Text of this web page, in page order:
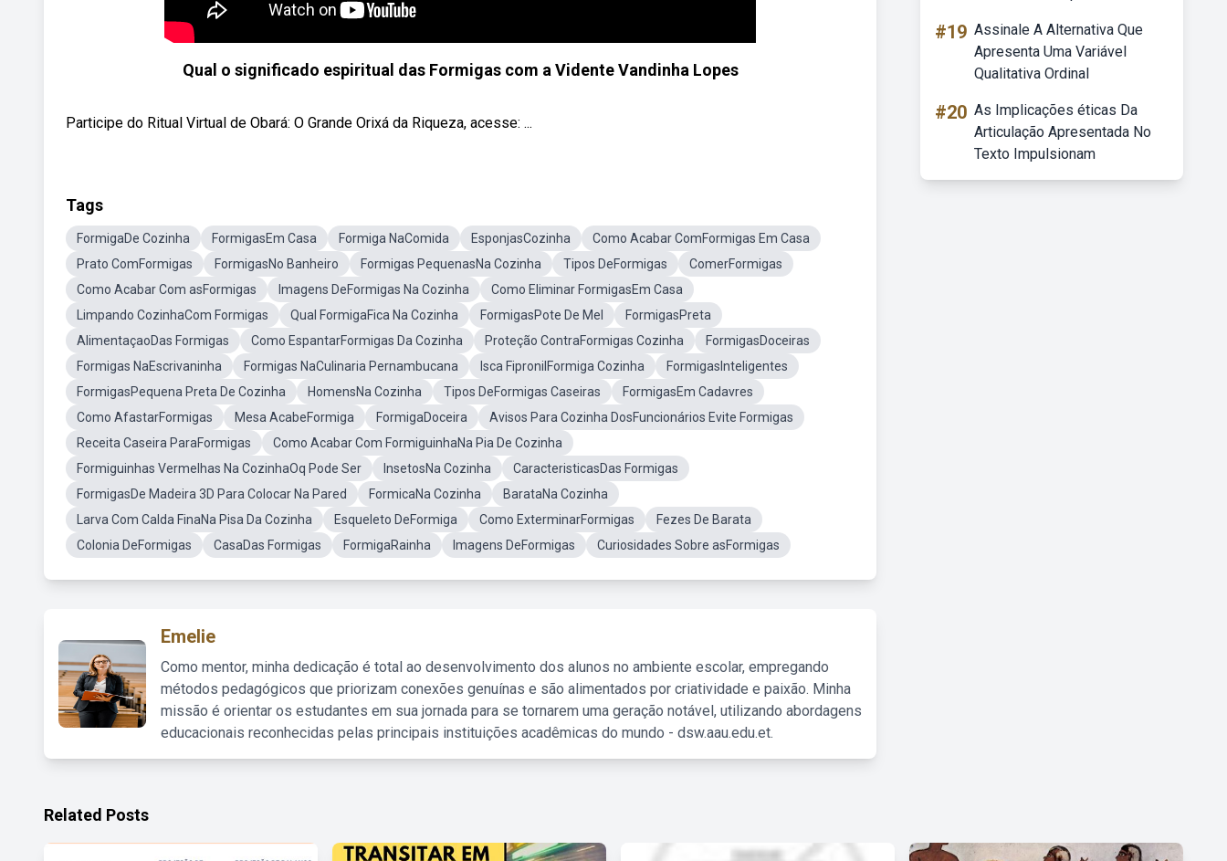
Qual o significado espiritual das Formigas com a Vidente Vandinha Lopes
Participe do Ritual Virtual de Obará: O Grande Orixá da Riqueza, acesse: ...
Tags
FormigaDe Cozinha FormigasEm Casa Formiga NaComida EsponjasCozinha
Como Acabar ComFormigas Em Casa
Prato ComFormigas
FormigasNo Banheiro Formigas PequenasNa Cozinha Tipos DeFormigas
ComerFormigas
Como Acabar Com asFormigas
Imagens DeFormigas Na Cozinha
Como Eliminar FormigasEm Casa
Limpando CozinhaCom Formigas
Qual FormigaFica Na Cozinha FormigasPote De Mel
FormigasPreta
AlimentaçaoDas Formigas
Como EspantarFormigas Da Cozinha Proteção ContraFormigas Cozinha
FormigasDoceiras
Formigas NaEscrivaninha
Formigas NaCulinaria Pernambucana Isca FipronilFormiga Cozinha
FormigasInteligentes
FormigasPequena Preta De Cozinha
HomensNa Cozinha Tipos DeFormigas Caseiras
FormigasEm Cadavres
Como AfastarFormigas
Mesa AcabeFormiga FormigaDoceira
Avisos Para Cozinha DosFuncionários Evite Formigas
Receita Caseira ParaFormigas
Como Acabar Com FormiguinhaNa Pia De Cozinha
Formiguinhas Vermelhas Na CozinhaOq Pode Ser
InsetosNa Cozinha
CaracteristicasDas Formigas
FormigasDe Madeira 3D Para Colocar Na Pared
FormicaNa Cozinha
BarataNa Cozinha
Larva Com Calda FinaNa Pisa Da Cozinha
Esqueleto DeFormiga Como ExterminarFormigas
Fezes De Barata
Colonia DeFormigas
CasaDas Formigas FormigaRainha Imagens DeFormigas Curiosidades Sobre asFormigas
Emelie
Como mentor, minha dedicação é total ao desenvolvimento dos alunos no ambiente escolar, empregando
métodos pedagógicos que priorizam conexões genuínas e são alimentados por criatividade e paixão. Minha
missão é orientar os estudantes em sua jornada para se tornarem uma geração notável, utilizando abordagens
educacionais reconhecidas pelas principais instituições acadêmicas do mundo - dsw.aau.edu.et.
#19 Assinale A Alternativa Que
Apresenta Uma Variável
Qualitativa Ordinal
#20 As Implicações éticas Da
Articulação Apresentada No
Texto Impulsionam
Related Posts